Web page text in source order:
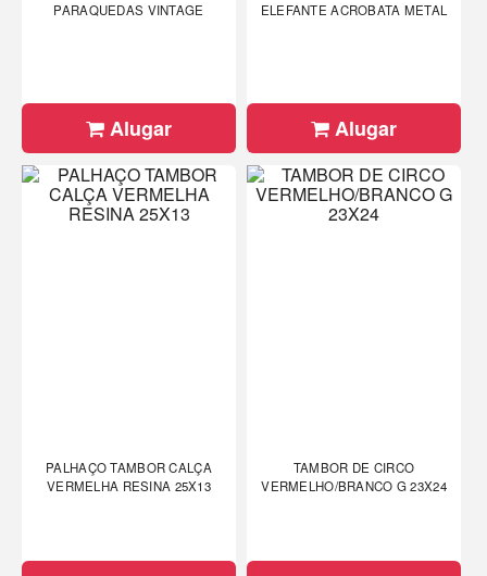
PARAQUEDAS VINTAGE
Alugar
ELEFANTE ACROBATA METAL
Alugar
PALHAÇO TAMBOR CALÇA
VERMELHA RESINA 25X13
TAMBOR DE CIRCO
VERMELHO/BRANCO G 23X24